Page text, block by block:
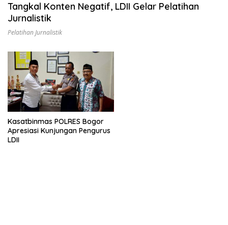
Tangkal Konten Negatif, LDII Gelar Pelatihan
Jurnalistik
Pelatihan Jurnalistik
Kasatbinmas POLRES Bogor
Apresiasi Kunjungan Pengurus
LDII